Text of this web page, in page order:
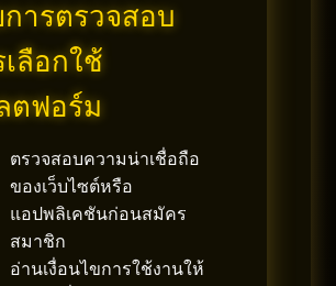
การตรวจสอบ
ลือกใช้
ตฟอร์ม
ตรวจสอบความน่าเชื่อถือ
ของเว็บไซต์หรือ
แอปพลิเคชันก่อนสมัคร
สมาชิก
อ่านเงื่อนไขการใช้งานให้